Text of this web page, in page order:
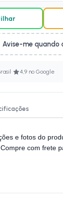
Avise-me quando
· 4,9 no Google
e fotos do
. Compre com frete